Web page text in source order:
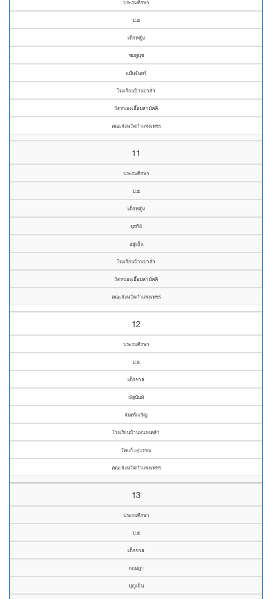
ประถมศึกษา
ป.๕
เด็กหญิง
ชมพูนุช
แป้นจันทร์
โรงเรียนบ้านป่าถั่ว
วัดหนองเอื้อมสามัคคี
คณะจังหวัดกำแพงเพชร
11
ประถมศึกษา
ป.๕
เด็กหญิง
นุชรีย์
อยู่เย็น
โรงเรียนบ้านป่าถั่ว
วัดหนองเอื้อมสามัคคี
คณะจังหวัดกำแพงเพชร
12
ประถมศึกษา
ป.๖
เด็กชาย
ณัฐนันท์
จันทร์เจริญ
โรงเรียนบ้านหนองคล้า
วัดแก้วสุวรรณ
คณะจังหวัดกำแพงเพชร
13
ประถมศึกษา
ป.๕
เด็กชาย
กฤษฎา
บุญเย็น